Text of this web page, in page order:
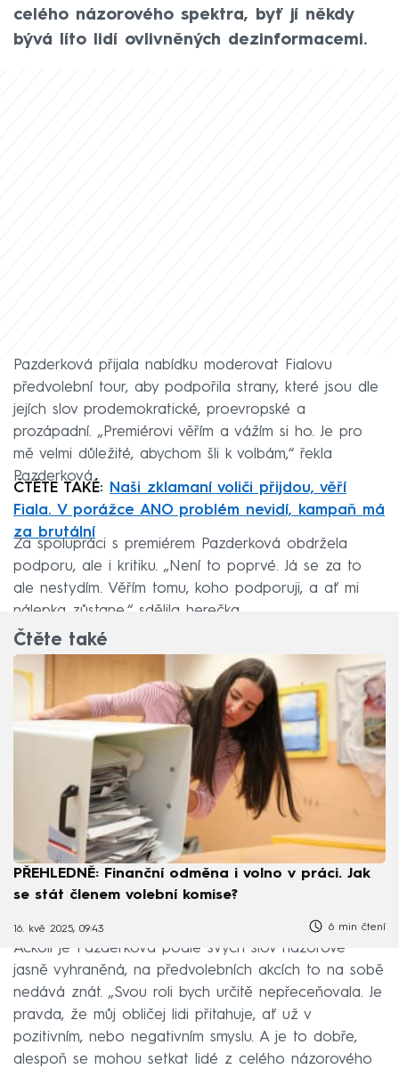
celého názorového spektra, byť jí někdy
bývá líto lidí ovlivněných dezinformacemi.
Pazderková přijala nabídku moderovat Fialovu
předvolební tour, aby podpořila strany, které jsou dle
jejích slov prodemokratické, proevropské a
prozápadní. „Premiérovi věřím a vážím si ho. Je pro
mě velmi důležité, abychom šli k volbám,“ řekla
Pazderková.
ČTĚTE TAKÉ:
Naši zklamaní voliči přijdou, věří
Fiala. V porážce ANO problém nevidí, kampaň má
za brutální
Za spolupráci s premiérem Pazderková obdržela
podporu, ale i kritiku. „Není to poprvé. Já se za to
ale nestydím. Věřím tomu, koho podporuji, a ať mi
nálepka zůstane,“ sdělila herečka.
Čtěte také
PŘEHLEDNĚ: Finanční odměna i volno v práci. Jak
se stát členem volební komise?
16. kvě 2025, 09:43 6 min čtení
Ačkoli je Pazderková podle svých slov názorově
jasně vyhraněná, na předvolebních akcích to na sobě
nedává znát. „Svou roli bych určitě nepřeceňovala. Je
pravda, že můj obličej lidi přitahuje, ať už v
pozitivním, nebo negativním smyslu. A je to dobře,
alespoň se mohou setkat lidé z celého názorového